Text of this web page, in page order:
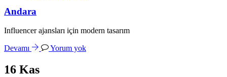
Andara
Influencer ajansları için modern tasarım
Devamı Yorum yok
16 Kas